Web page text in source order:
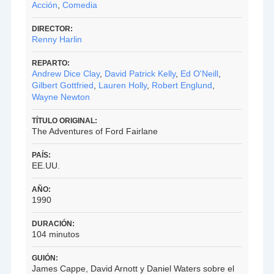
Acción ,Comedia
DIRECTOR:
Renny Harlin
REPARTO:
Andrew Dice Clay, David Patrick Kelly, Ed O'Neill
Gilbert Gottfried
Lauren Holly, Robert Englund
Wayne Newton
TÍTULO ORIGINAL:
The Adventures of Ford Fairlane
PAÍS:
EE.UU.
AÑO:
1990
DURACIÓN:
104 minutos
GUIÓN:
James Cappe, David Arnott y Daniel Waters sobre el